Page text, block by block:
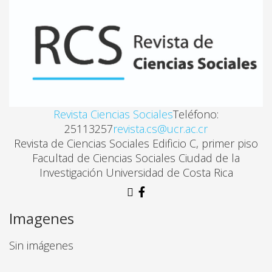
ALIANZAS, PODER Y POLÍTICA SOCIAL EN
Carl Friedrich Bossert
Felipe González Ortiz, Sergio Vega Bolaños
VICTIMIZACIÓN E IMPUNIDAD EN EL ESTADO DE
Elián Gómez-Azcárate, J. Alejandro Vera, María
Revista Ciencias SocialesTeléfono:
25113257revista.cs@ucr.ac.cr
Revista de Ciencias Sociales Edificio C, primer piso
Facultad de Ciencias Sociales Ciudad de la
Investigación Universidad de Costa Rica
Imagenes
Sin imágenes